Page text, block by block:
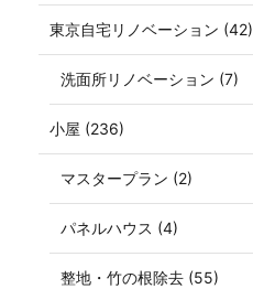
東京自宅リノベーション (42)
洗面所リノベーション (7)
小屋 (236)
マスタープラン (2)
パネルハウス (4)
整地・竹の根除去 (55)